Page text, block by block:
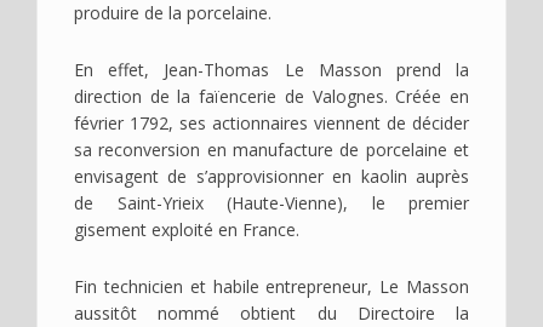
produire de la porcelaine.
En effet, Jean-Thomas Le Masson prend la
direction de la faïencerie de Valognes. Créée en
février 1792, ses actionnaires viennent de décider
sa reconversion en manufacture de porcelaine et
envisagent de s’approvisionner en kaolin auprès
de Saint-Yrieix (Haute-Vienne), le premier
gisement exploité en France.
Fin technicien et habile entrepreneur, Le Masson
aussitôt nommé obtient du Directoire la